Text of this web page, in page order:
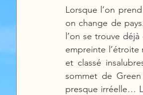
Lorsque l’on
on change de
l’on se trouve
empreinte l’étroite
et classé
sommet de
presque irréelle…